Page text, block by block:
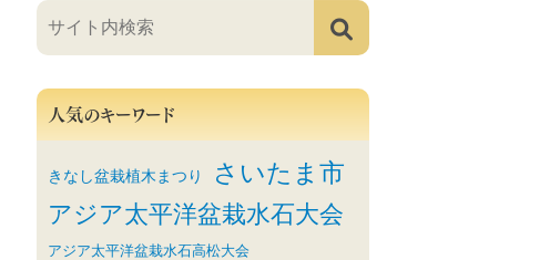
人気のキーワード
きなし盆栽植木まつり さいたま市
アジア太平洋盆栽水石大会
アジア太平洋盆栽水石高松大会